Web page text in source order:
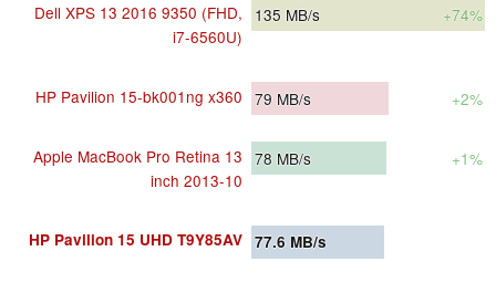
Dell XPS 13 2016 9350 (FHD,
i7-6560U)
135 MB/s +74%
HP Pavilion 15-bk001ng x360 79 MB/s +2%
Apple MacBook Pro Retina 13
inch 2013-10
78 MB/s +1%
HP Pavilion 15 UHD T9Y85AV 77.6 MB/s